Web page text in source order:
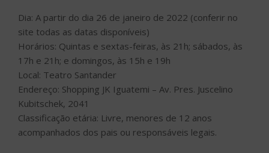
Dia: A partir do dia 26 de janeiro de 2022 (conferir no
site todas as datas disponíveis)
Horários: Quintas e sextas-feiras, às 21h; sábados, às
17h e 21h; e domingos, às 15h e 19h
Local: Teatro Santander
Endereço: Shopping JK Iguatemi – Av. Pres. Juscelino
Kubitschek, 2041
Classificação etária: Livre, menores de 12 anos
acompanhados dos pais ou responsáveis legais.